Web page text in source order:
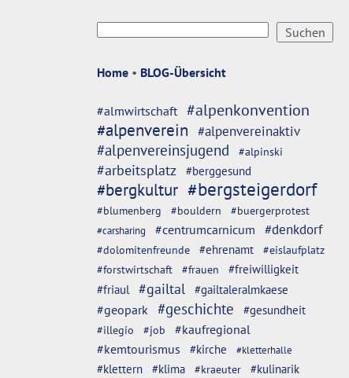
Home • BLOG-Übersicht
#almwirtschaft #alpenkonvention
#alpenverein #alpenvereinaktiv
#alpenvereinsjugend #alpinski
#arbeitsplatz #berggesund
#bergkultur #bergsteigerdorf
#blumenberg #bouldern
#buergerprotest
#carsharing
#centrumcarnicum #denkdorf
#dolomitenfreunde #ehrenamt
#eislaufplatz
#forstwirtschaft
#frauen
#freiwilligkeit
#friaul
#gailtal #gailtaleralmkaese
#geopark #geschichte #gesundheit
#illegio #job
#kaufregional
#kemtourismus
#kirche #kletterhalle
#klettern #klima #kraeuter #kulinarik